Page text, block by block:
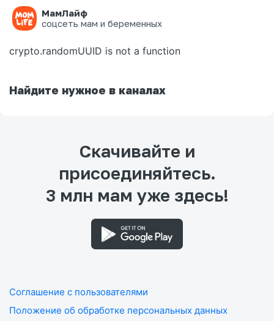
МамЛайф
соцсеть мам и беременных
Ошибка на странице
crypto.randomUUID is not a function
Найдите нужное в каналах
Скачивайте и
присоединяйтесь.
3 млн мам уже здесь!
Соглашение с пользователями
Положение об обработке персональных данных